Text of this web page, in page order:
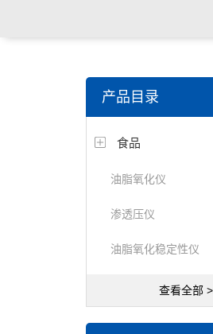
产品目录
食品
油脂氧化仪
渗透压仪
油脂氧化稳定性仪
查看全部